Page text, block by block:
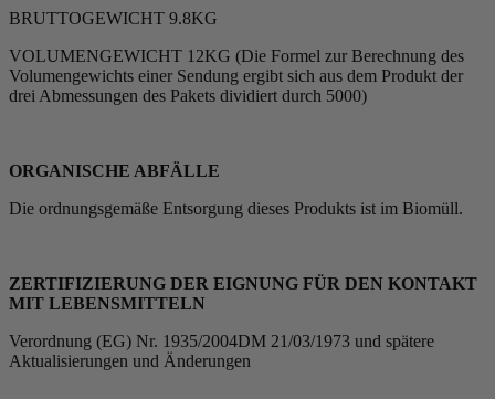
BRUTTOGEWICHT 9.8KG
VOLUMENGEWICHT 12KG (Die Formel zur Berechnung des
Volumengewichts einer Sendung ergibt sich aus dem Produkt der
drei Abmessungen des Pakets dividiert durch 5000)
ORGANISCHE ABFÄLLE
Die ordnungsgemäße Entsorgung dieses Produkts ist im Biomüll.
ZERTIFIZIERUNG DER EIGNUNG FÜR DEN KONTAKT
MIT LEBENSMITTELN
Verordnung (EG) Nr. 1935/2004DM 21/03/1973 und spätere
Aktualisierungen und Änderungen